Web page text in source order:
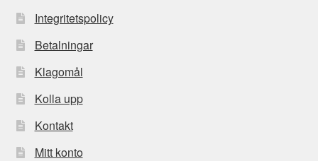
Integritetspolicy
Betalningar
Klagomål
Kolla upp
Kontakt
Mitt konto